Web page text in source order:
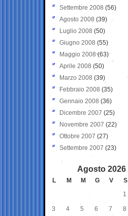
Settembre 2008 (56)
Agosto 2008 (39)
Luglio 2008 (50)
Giugno 2008 (55)
Maggio 2008(63)
Aprile 2008 (50)
Marzo 2008 (39)
Febbraio 2008 (35)
Gennaio 2008 (36)
Dicembre 2007 (25)
Novembre 2007 (22)
Ottobre 2007 (27)
Settembre 2007 (23)
Agosto 2026
L M M G V S
1
3 4 5 6 7 8